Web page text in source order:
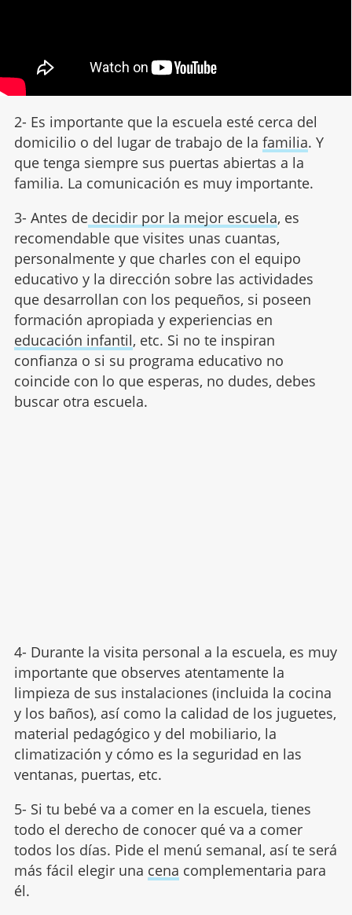
2- Es importante que la escuela esté cerca del
domicilio o del lugar de trabajo de la familia. Y
que tenga siempre sus puertas abiertas a la
familia. La comunicación es muy importante.
3- Antes dedecidir por la mejor escuela, es
recomendable que visites unas cuantas,
personalmente y que charles con el equipo
educativo y la dirección sobre las actividades
que desarrollan con los pequeños, si poseen
formación apropiada y experiencias en
educación infantil, etc. Si no te inspiran
confianza o si su programa educativo no
coincide con lo que esperas, no dudes, debes
buscar otra escuela.
4- Durante la visita personal a la escuela, es muy
importante que observes atentamente la
limpieza de sus instalaciones (incluida la cocina
y los baños), así como la calidad de los juguetes,
material pedagógico y del mobiliario, la
climatización y cómo es la seguridad en las
ventanas, puertas, etc.
5- Si tu bebé va a comer en la escuela, tienes
todo el derecho de conocer qué va a comer
todos los días. Pide el menú semanal, así te será
más fácil elegir una cena complementaria para
él.